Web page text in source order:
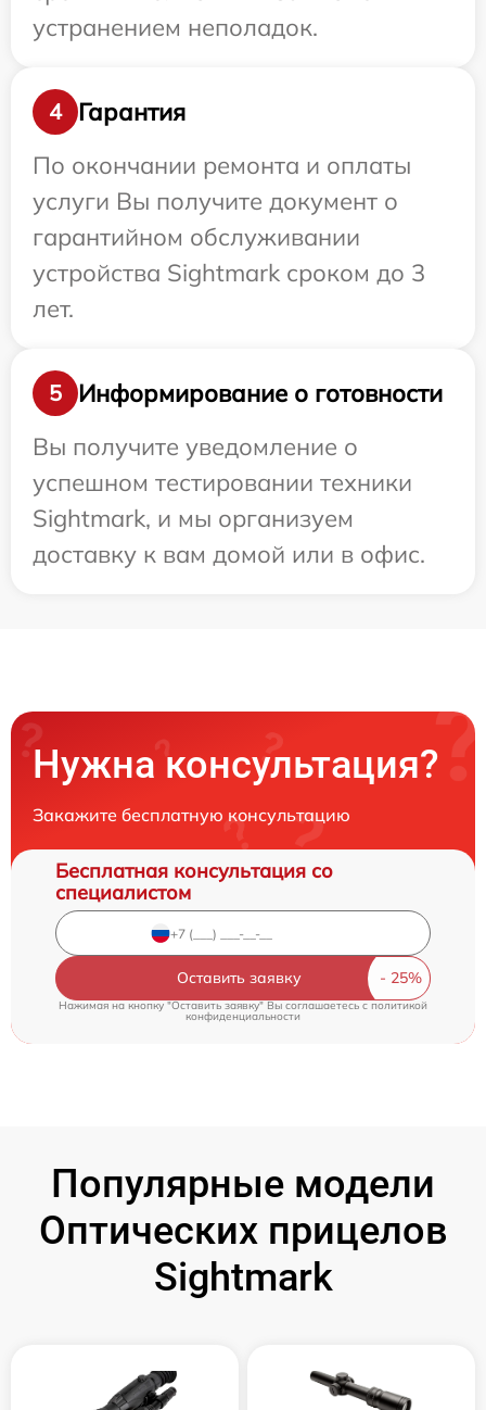
устранением неполадок.
4
Гарантия
По окончании ремонта и оплаты
услуги Вы получите документ о
гарантийном обслуживании
устройства Sightmark сроком до 3
лет.
5
Информирование о готовности
Вы получите уведомление о
успешном тестировании техники
Sightmark, и мы организуем
доставку к вам домой или в офис.
Нужна консультация?
Закажите бесплатную консультацию
Бесплатная консультация со
специалистом
Оставить заявку
Нажимая на кнопку "Оставить заявку" Вы соглашаетесь cполитикой
конфиденциальности
Популярные модели
Оптических прицелов
Sightmark